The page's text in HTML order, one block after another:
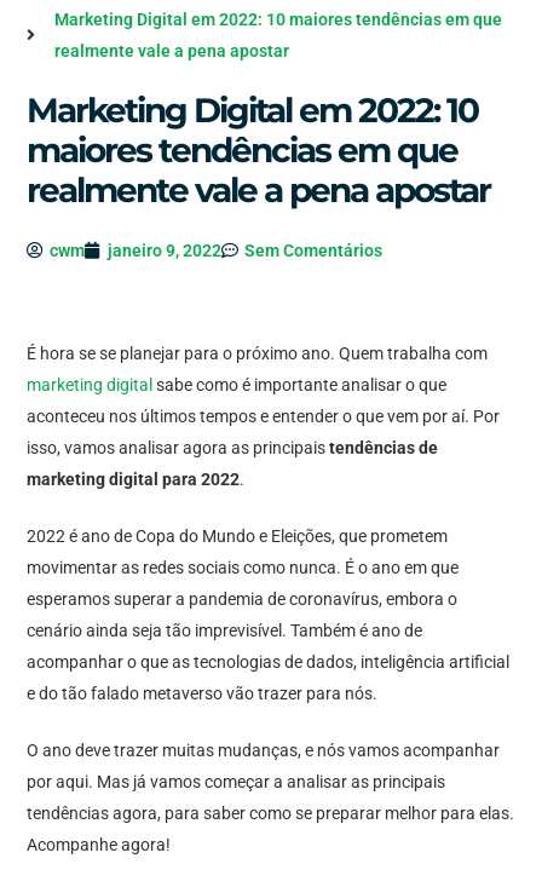
Marketing Digital em 2022: 10 maiores tendências em que
realmente vale a pena apostar
Marketing Digital em 2022: 10
maiores tendências em que
realmente vale a pena apostar
cwm janeiro 9, 2022 Sem Comentários
É hora se se planejar para o próximo ano. Quem trabalha com
marketing digital sabe como é importante analisar o que
aconteceu nos últimos tempos e entender o que vem por aí. Por
isso, vamos analisar agora as principaistendências de
marketing digital para 2022.
2022 é ano de Copa do Mundo e Eleições, que prometem
movimentar as redes sociais como nunca. É o ano em que
esperamos superar a pandemia de coronavírus, embora o
cenário ainda seja tão imprevisível. Também é ano de
acompanhar o que as tecnologias de dados, inteligência artificial
e do tão falado metaverso vão trazer para nós.
O ano deve trazer muitas mudanças, e nós vamos acompanhar
por aqui. Mas já vamos começar a analisar as principais
tendências agora, para saber como se preparar melhor para elas.
Acompanhe agora!